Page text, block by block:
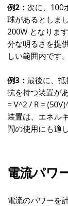
例2： 次に、100
球があるとしま
200W となりま
分な明るさを提
しい範囲内です。
例3： 最後に、
抗を持つ装置が
= V^2 / R =
装置は、エネル
間の使用にも適
電流パワ
電流のパワーを